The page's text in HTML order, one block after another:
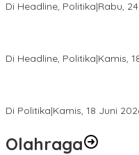
Di Headline, Politika|Rabu,
Di Headline, Politika|Kamis,
Di Politika|Kamis, 18 Juni
Olahraga